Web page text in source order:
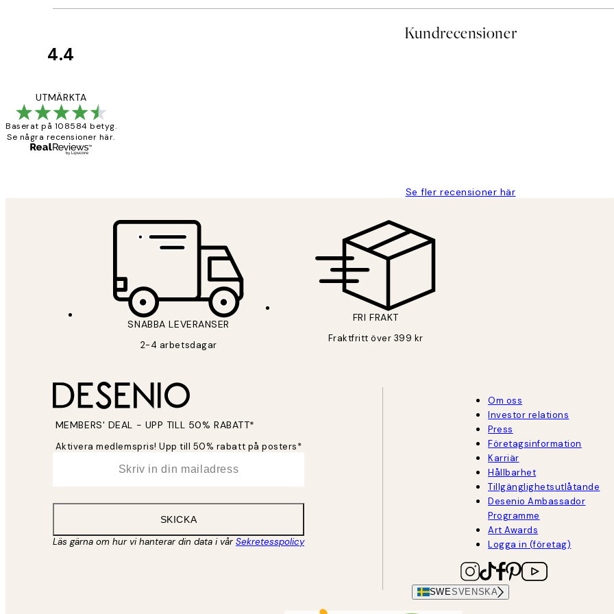
Kundrecensioner
4.4
UTMÄRKTA
Baserat på 108584 betyg.
Se några recensioner här.
Se fler recensioner här
SNABBA LEVERANSER
2-4 arbetsdagar
FRI FRAKT
Fraktfritt över 399 kr
MEMBERS' DEAL - UPP TILL 50% RABATT*
Aktivera medlemspris! Upp till 50% rabatt på posters*
SKICKA
Läs gärna om hur vi hanterar din data i vårSekretesspolicy
Om oss
Investor relations
Press
Företagsinformation
Karriär
Hållbarhet
Tillgänglighetsutlåtande
Desenio Ambassador
Programme
Art Awards
Logga in (företag)
SWESVENSKA